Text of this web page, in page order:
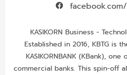
facebook.com/
KASIKORN Business -
Established in 2016, KBTG is
KASIKORNBANK (KBank),
commercial banks. This spin-off